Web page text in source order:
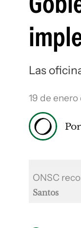
Las
19 de enero
Por
ONSC
Santos